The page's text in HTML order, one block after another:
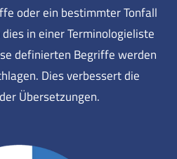
oder ein bestimmter Tonfall
in einer Terminologieliste
definierten Begriffe werden
Dies verbessert die
Übersetzungen.